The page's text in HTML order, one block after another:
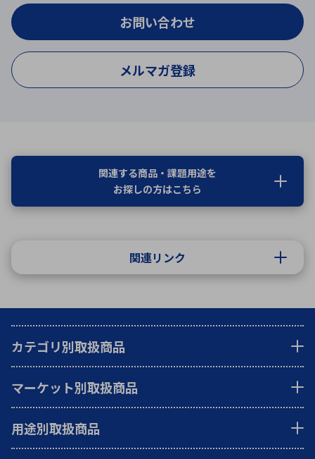
お問い合わせ
メルマガ登録
関連する商品・課題用途を
お探しの方はこちら
関連リンク
カテゴリ別取扱商品
マーケット別取扱商品
用途別取扱商品